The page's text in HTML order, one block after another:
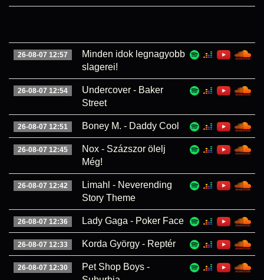
26-08-07 12:57
Minden idok legnagyobb
slagerei!
26-08-07 12:54
Undercover - Baker
Street
26-08-07 12:51 Boney M. - Daddy Cool
26-08-07 12:45
Nox - Százszor ölelj
Még!
26-08-07 12:42
Limahl - Neverending
Story Theme
26-08-07 12:36 Lady Gaga - Poker Face
26-08-07 12:33 Korda György - Reptér
26-08-07 12:30
Pet Shop Boys -